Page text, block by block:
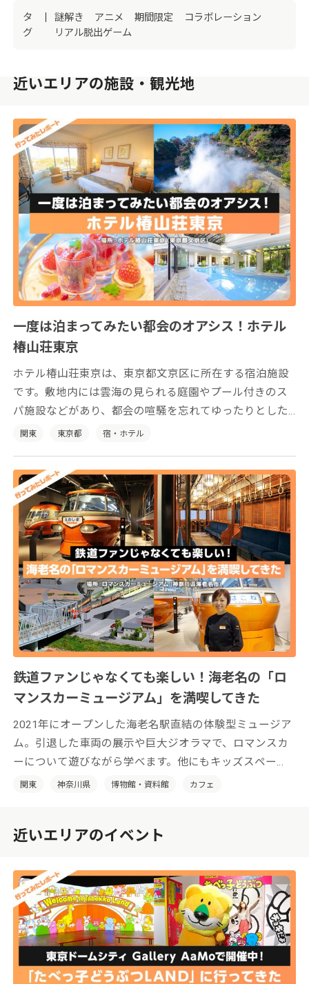
タ
グ
謎解き アニメ 期間限定
コラボレーション
リアル脱出ゲーム
近いエリアの施設・観光地
一度は泊まってみたい都会のオアシス！ホテル
椿山荘東京
ホテル椿山荘東京は、東京都文京区に所在する宿泊施設
です。敷地内には雲海の見られる庭園やプール付きのス
パ施設などがあり、都会の喧騒を忘れてゆったりとした
時間をお過ごしいただけます。
関東 東京都 宿・ホテル
鉄道ファンじゃなくても楽しい！海老名の「ロ
マンスカーミュージアム」を満喫してきた
2021年にオープンした海老名駅直結の体験型ミュージア
ム。引退した車両の展示や巨大ジオラマで、ロマンスカ
ーについて遊びながら学べます。他にもキッズスペー
ス、カフェ、ミュージアムショップにフォトウェディン
関東 神奈川県 博物館・資料館 カフェ
近いエリアのイベント